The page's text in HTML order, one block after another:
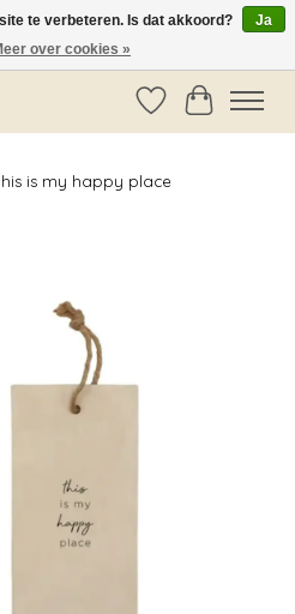
Verlanglijst
is my happy place
te verbeteren. Is dat akkoord?
Ja
over cookies »